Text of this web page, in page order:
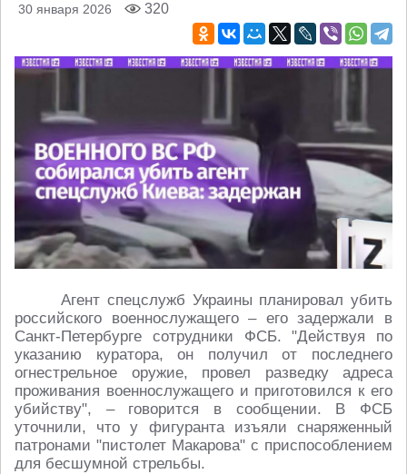
30 января 2026 320
Агент спецслужб Украины планировал убить
российского военнослужащего – его задержали в
Санкт-Петербурге сотрудники ФСБ. "Действуя по
указанию куратора, он получил от последнего
огнестрельное оружие, провел разведку адреса
проживания военнослужащего и приготовился к его
убийству", – говорится в сообщении. В ФСБ
уточнили, что у фигуранта изъяли снаряженный
патронами "пистолет Макарова" с приспособлением
для бесшумной стрельбы.